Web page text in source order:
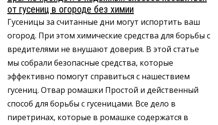
от гусениц в огороде без химии
Гусеницы за считанные дни могут испортить ваш
огород. При этом химические средства для борьбы с
вредителями не внушают доверия. В этой статье
мы собрали безопасные средства, которые
эффективно помогут справиться с нашествием
гусениц. Отвар ромашки Простой и действенный
способ для борьбы с гусеницами. Все дело в
пиретринах, которые в ромашке содержатся в